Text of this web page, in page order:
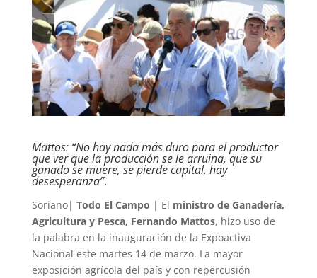
Mattos: “No hay nada más duro para el productor
que ver que la producción se le arruina, que su
ganado se muere, se pierde capital, hay
desesperanza”.
Soriano| Todo El Campo | El ministro de Ganadería,
Agricultura y Pesca, Fernando Mattos, hizo uso de
la palabra en la inauguración de la Expoactiva
Nacional este martes 14 de marzo. La mayor
exposición agrícola del país y con repercusión